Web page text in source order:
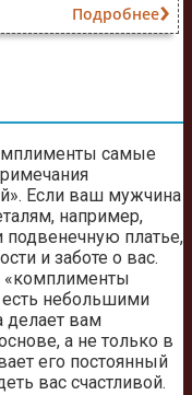
Подробнее
самые
Если ваш мужчина
например,
подвенечную платье,
и заботе о вас.
«комплименты
небольшими
делает вам
а не только в
его постоянный
вас счастливой.